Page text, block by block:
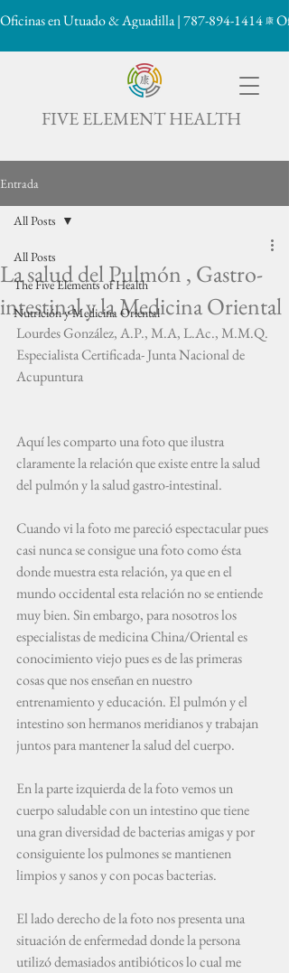
Oficinas en Utuado & Aguadilla | 787-894-1414 康
FIVE ELEMENT HEALTH
Entrada
All Posts
The Five Elements of Health
Nutrición y Medicina Oriental
All Posts
La salud del Pulmón , Gastro-
intestinal y la Medicina Oriental
Lourdes González, A.P., M.A, L.Ac., M.M.Q.
Especialista Certificada- Junta Nacional de
Acupuntura
Aquí les comparto una foto que ilustra
claramente la relación que existe entre la salud
del pulmón y la salud gastro-intestinal.
Cuando vi la foto me pareció espectacular pues
casi nunca se consigue una foto como ésta
donde muestra esta relación, ya que en el
mundo occidental esta relación no se entiende
muy bien. Sin embargo, para nosotros los
especialistas de medicina China/Oriental es
conocimiento viejo pues es de las primeras
cosas que nos enseñan en nuestro
entrenamiento y educación. El pulmón y el
intestino son hermanos meridianos y trabajan
juntos para mantener la salud del cuerpo.
En la parte izquierda de la foto vemos un
cuerpo saludable con un intestino que tiene
una gran diversidad de bacterias amigas y por
consiguiente los pulmones se mantienen
limpios y sanos y con pocas bacterias.
El lado derecho de la foto nos presenta una
situación de enfermedad donde la persona
utilizó demasiados antibióticos lo cual me